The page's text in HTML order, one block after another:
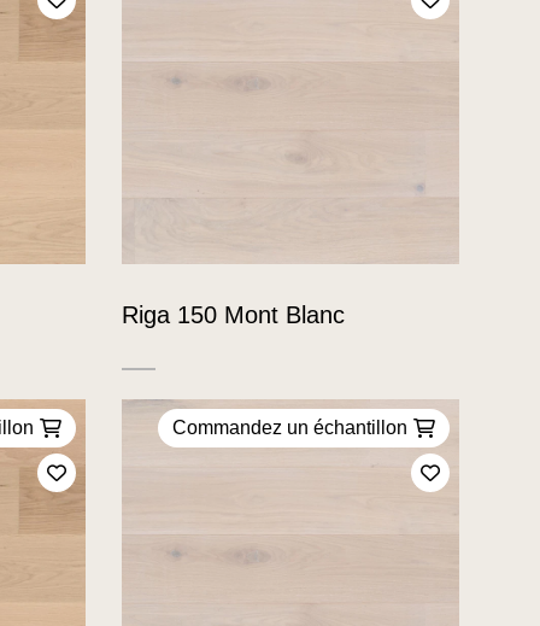
Ajoutez à mes favoris Ajoutez à
Riga 150 Mont Blanc
Ajoutez à mes favoris
Commandez un échantillon
Ajoutez à